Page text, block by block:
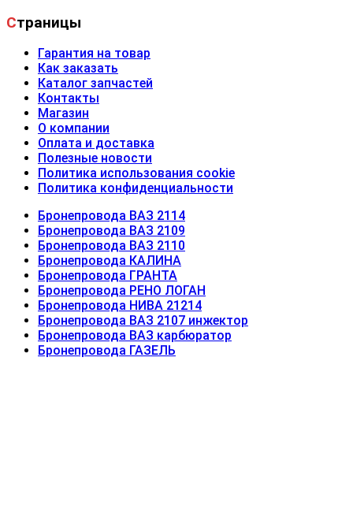
Страницы
Гарантия на товар
Как заказать
Каталог запчастей
Контакты
Магазин
О компании
Оплата и доставка
Полезные новости
Политика использования cookie
Политика конфиденциальности
Бронепровода ВАЗ 2114
Бронепровода ВАЗ 2109
Бронепровода ВАЗ 2110
Бронепровода КАЛИНА
Бронепровода ГРАНТА
Бронепровода РЕНО ЛОГАН
Бронепровода НИВА 21214
Бронепровода ВАЗ 2107 инжектор
Бронепровода ВАЗ карбюратор
Бронепровода ГАЗЕЛЬ